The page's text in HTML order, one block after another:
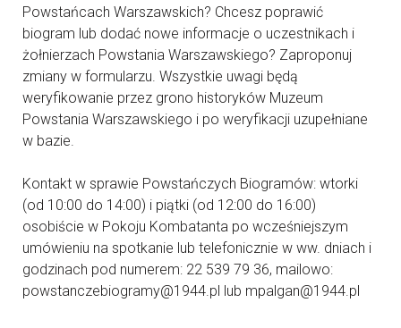
Powstańcach Warszawskich? Chcesz poprawić
biogram lub dodać nowe informacje o uczestnikach i
żołnierzach Powstania Warszawskiego? Zaproponuj
zmiany w formularzu. Wszystkie uwagi będą
weryfikowanie przez grono historyków Muzeum
Powstania Warszawskiego i po weryfikacji uzupełniane
w bazie.
Kontakt w sprawie Powstańczych Biogramów: wtorki
(od 10:00 do 14:00) i piątki (od 12:00 do 16:00)
osobiście w Pokoju Kombatanta po wcześniejszym
umówieniu na spotkanie lub telefonicznie w ww. dniach i
godzinach pod numerem: 22 539 79 36, mailowo:
powstanczebiogramy@1944.pl lub mpalgan@1944.pl